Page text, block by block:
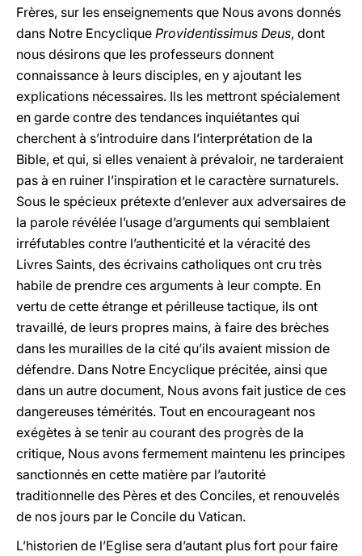
Frères, sur les enseignements que Nous avons donnés
dans Notre Encyclique Providentissimus Deus, dont
nous désirons que les professeurs donnent
connaissance à leurs disciples, en y ajoutant les
explications nécessaires. Ils les mettront spécialement
en garde contre des tendances inquiétantes qui
cherchent à s’introduire dans l’interprétation de la
Bible, et qui, si elles venaient à prévaloir, ne tarderaient
pas à en ruiner l’inspiration et le caractère surnaturels.
Sous le spécieux prétexte d’enlever aux adversaires de
la parole révélée l’usage d’arguments qui semblaient
irréfutables contre l’authenticité et la véracité des
Livres Saints, des écrivains catholiques ont cru très
habile de prendre ces arguments à leur compte. En
vertu de cette étrange et périlleuse tactique, ils ont
travaillé, de leurs propres mains, à faire des brèches
dans les murailles de la cité qu’ils avaient mission de
défendre. Dans Notre Encyclique précitée, ainsi que
dans un autre document, Nous avons fait justice de ces
dangereuses témérités. Tout en encourageant nos
exégètes à se tenir au courant des progrès de la
critique, Nous avons fermement maintenu les principes
sanctionnés en cette matière par l’autorité
traditionnelle des Pères et des Conciles, et renouvelés
de nos jours par le Concile du Vatican.
L’historien de l’Eglise sera d’autant plus fort pour faire